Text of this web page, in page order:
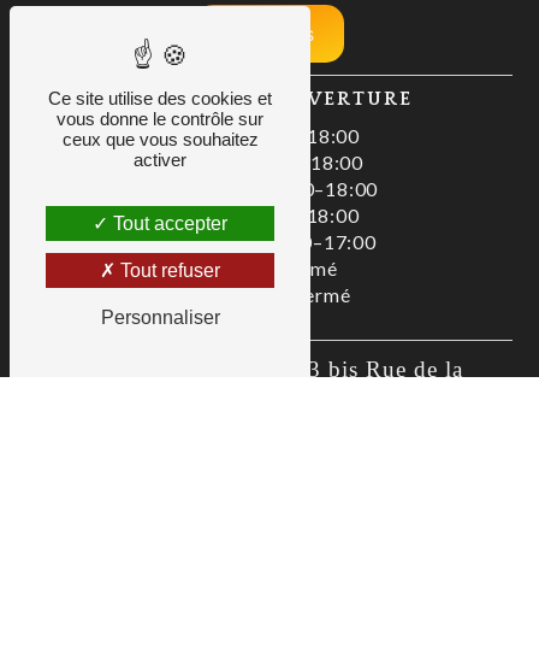
Nos tarifs
HORAIRES D'OUVERTURE
Lundi : 08:00–18:00
Mardi : 08:00–18:00
Mercredi : 08:00–18:00
Jeudi : 08:00–18:00
Vendredi : 08:00–17:00
Samedi : Fermé
Dimanche : Fermé
Zac De La Liodière, 3 bis Rue de la
Ce site utilise des cookies et
vous donne le contrôle sur
ceux que vous souhaitez
activer
Tout accepter
Tout refuser
Personnaliser